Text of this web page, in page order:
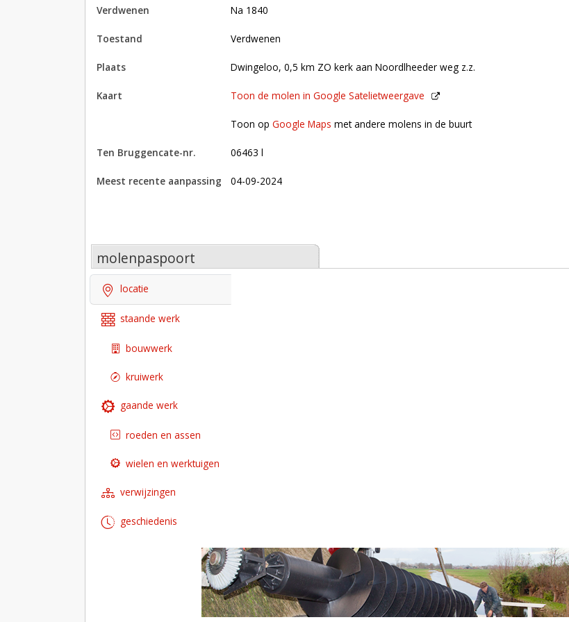
verdwenen na 1840
toestand verdwenen
plaats Dwingeloo, 0,5 km ZO kerk aan Noordlheeder weg z.z.
kaart Toon de molen in Google Satelietweergave
Toon op Google Maps met andere molens in de buurt
Toon op Google Maps met andere molens in de buurt
Ten Bruggencate-nr. 06463 l
Meest recente aanpassing 04-09-2024
molenpaspoort
locatie
staande werk
bouwwerk
kruiwerk
gaande werk
roeden en assen
wielen en werktuigen
verwijzingen
geschiedenis